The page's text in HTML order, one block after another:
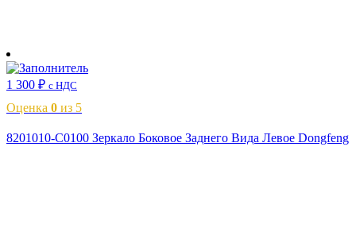
1 300 ₽ с НДС
Оценка 0 из 5
8201010-C0100 Зеркало Боковое Заднего Вида Левое Dongfeng